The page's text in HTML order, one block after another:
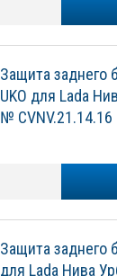
Защита заднего
UKO для Lada
№ CVNV.21.14.16
Защита заднего
для Lada Нива